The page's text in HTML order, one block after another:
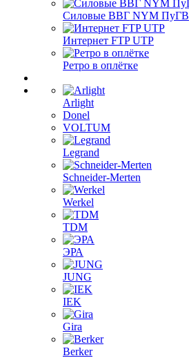
Силовые ВВГ NYM ПуГВ
Интернет FTP UTP
Ретро в оплётке
Arlight
Donel
VOLTUM
Legrand
Schneider-Merten
Werkel
TDM
ЭРА
JUNG
IEK
Gira
Berker